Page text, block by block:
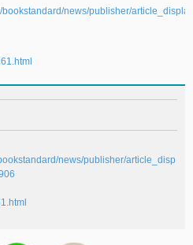
bookstandard/news/publisher/
news/publisher/article_disp